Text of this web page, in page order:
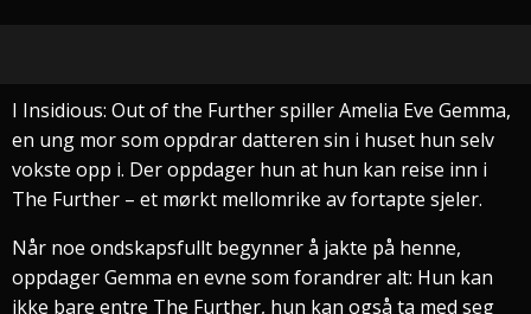
I Insidious: Out of the Further spiller Amelia Eve Gemma,
en ung mor som oppdrar datteren sin i huset hun selv
vokste opp i. Der oppdager hun at hun kan reise inn i
The Further – et mørkt mellomrike av fortapte sjeler.
Når noe ondskapsfullt begynner å jakte på henne,
oppdager Gemma en evne som forandrer alt: Hun kan
ikke bare entre The Further, hun kan også ta med seg